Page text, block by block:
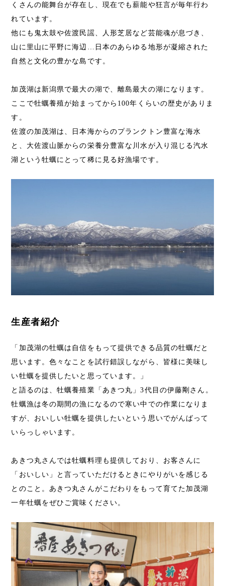
くさんの能舞台が存在し、現在でも薪能や狂言が毎年行わ
れています。
他にも鬼太鼓や佐渡民謡、人形芝居など芸能魂が息づき、
山に里山に平野に海辺…日本のあらゆる地形が凝縮された
自然と文化の豊かな島です。
加茂湖は新潟県で最大の湖で、離島最大の湖になります。
ここで牡蠣養殖が始まってから100年くらいの歴史がありま
す。
佐渡の加茂湖は、日本海からのプランクトン豊富な海水
と、大佐渡山脈からの栄養分豊富な川水が入り混じる汽水
湖という牡蠣にとって稀に見る好漁場です。
生産者紹介
「加茂湖の牡蠣は自信をもって提供できる品質の牡蠣だと
思います。色々なことを試行錯誤しながら、皆様に美味し
い牡蠣を提供したいと思っています。」
と語るのは、牡蠣養殖業「あきつ丸」3代目の伊藤剛さん。
牡蠣漁は冬の期間の漁になるので寒い中での作業になりま
すが、おいしい牡蠣を提供したいという思いでがんばって
いらっしゃいます。
あきつ丸さんでは牡蠣料理も提供しており、お客さんに
「おいしい」と言っていただけるときにやりがいを感じる
とのこと。あきつ丸さんがこだわりをもって育てた加茂湖
一年牡蠣をぜひご賞味ください。